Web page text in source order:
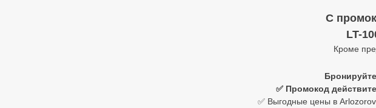
C
LT-
Кроме
✅ Промокод
✅ Выгодные цены в